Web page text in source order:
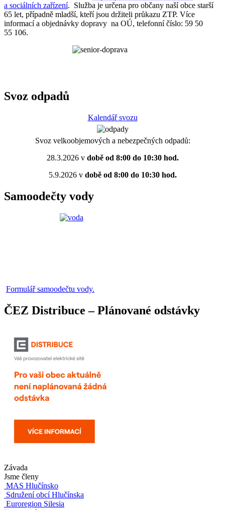
a sociálních zařízení. Služba je určena pro občany naší obce starší
65 let, případně mladší, kteří jsou držiteli průkazu ZTP. Více
informací a objednávky dopravy na OÚ, telefonní číslo: 59 50
55 106.
Svoz odpadů
Kalendář svozu
Svoz velkoobjemových a nebezpečných odpadů:
28.3.2026 vdobě od 8:00 do 10:30 hod.
5.9.2026 vdobě od 8:00 do 10:30 hod.
Samoodečty vody
Formulář samoodečtu vody.
ČEZ Distribuce – Plánované odstávky
Závada
Jsme členy
MAS Hlučínsko
Sdružení obcí Hlučínska
Euroregion Silesia